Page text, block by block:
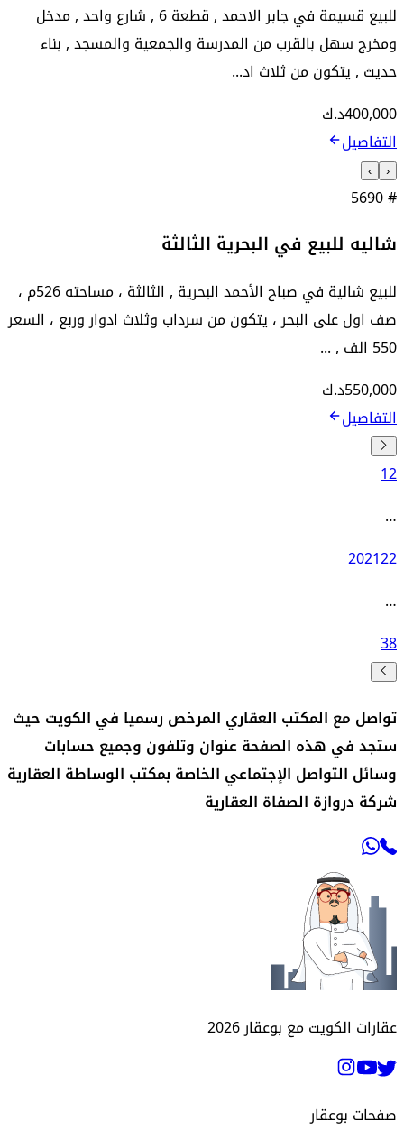
للبيع قسيمة في جابر الاحمد , قطعة 6 , شارع واحد , مدخل
ومخرج سهل بالقرب من المدرسة والجمعية والمسجد , بناء
حديث , يتكون من ثلاث اد...
400,000د.ك
التفاصيل
‹
›
5690#
شاليه للبيع في البحرية الثالثة
للبيع شالية في صباح الأحمد البحرية , الثالثة ، مساحته 526م ،
صف اول على البحر ، يتكون من سرداب وثلاث ادوار وربع ، السعر
550 الف , ...
550,000د.ك
التفاصيل
12
…
202122
…
38
تواصل مع المكتب العقاري المرخص رسميا في الكويت حيث
ستجد في هذه الصفحة عنوان وتلفون وجميع حسابات
وسائل التواصل الإجتماعي الخاصة بمكتب الوساطة العقارية
شركة دروازة الصفاة العقارية
عقارات الكويت مع بوعقار2026
صفحات بوعقار